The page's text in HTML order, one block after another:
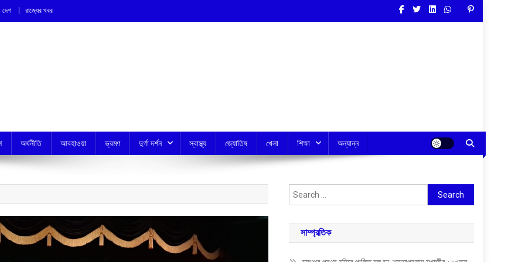
দেশ রাজ্যের খবর
অর্থনীতি আবহাওয়া ভ্রমণ দুর্গা দর্শন স্বাস্থ্য জ্যোতিষ খেলা শিক্ষা অন্যান্ন
Search
for:
সাম্প্রতিক